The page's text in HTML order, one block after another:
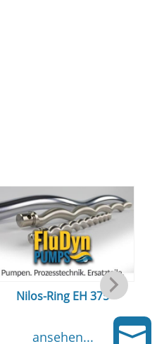
Nilos-Ring EH 375
ansehen... 